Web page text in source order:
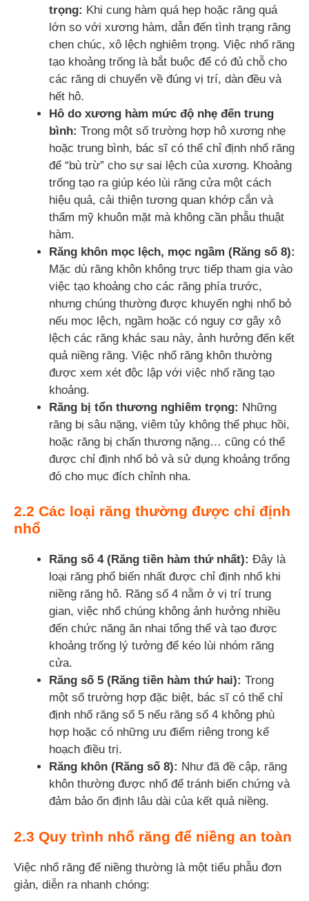
trọng: Khi cung hàm quá hẹp hoặc răng quá
lớn so với xương hàm, dẫn đến tình trạng răng
chen chúc, xô lệch nghiêm trọng. Việc nhổ răng
tạo khoảng trống là bắt buộc để có đủ chỗ cho
các răng di chuyển về đúng vị trí, dàn đều và
hết hô.
Hô do xương hàm mức độ nhẹ đến trung
bình: Trong một số trường hợp hô xương nhẹ
hoặc trung bình, bác sĩ có thể chỉ định nhổ răng
để “bù trừ” cho sự sai lệch của xương. Khoảng
trống tạo ra giúp kéo lùi răng cửa một cách
hiệu quả, cải thiện tương quan khớp cắn và
thẩm mỹ khuôn mặt mà không cần phẫu thuật
hàm.
Răng khôn mọc lệch, mọc ngầm (Răng số 8):
Mặc dù răng khôn không trực tiếp tham gia vào
việc tạo khoảng cho các răng phía trước,
nhưng chúng thường được khuyến nghị nhổ bỏ
nếu mọc lệch, ngầm hoặc có nguy cơ gây xô
lệch các răng khác sau này, ảnh hưởng đến kết
quả niềng răng. Việc nhổ răng khôn thường
được xem xét độc lập với việc nhổ răng tạo
khoảng.
Răng bị tổn thương nghiêm trọng: Những
răng bị sâu nặng, viêm tủy không thể phục hồi,
hoặc răng bị chấn thương nặng… cũng có thể
được chỉ định nhổ bỏ và sử dụng khoảng trống
đó cho mục đích chỉnh nha.
2.2 Các loại răng thường được chỉ định
nhổ
Răng số 4 (Răng tiền hàm thứ nhất): Đây là
loại răng phổ biến nhất được chỉ định nhổ khi
niềng răng hô. Răng số 4 nằm ở vị trí trung
gian, việc nhổ chúng không ảnh hưởng nhiều
đến chức năng ăn nhai tổng thể và tạo được
khoảng trống lý tưởng để kéo lùi nhóm răng
cửa.
Răng số 5 (Răng tiền hàm thứ hai): Trong
một số trường hợp đặc biệt, bác sĩ có thể chỉ
định nhổ răng số 5 nếu răng số 4 không phù
hợp hoặc có những ưu điểm riêng trong kế
hoạch điều trị.
Răng khôn (Răng số 8): Như đã đề cập, răng
khôn thường được nhổ để tránh biến chứng và
đảm bảo ổn định lâu dài của kết quả niềng.
2.3 Quy trình nhổ răng để niềng an toàn
Việc nhổ răng để niềng thường là một tiểu phẫu đơn
giản, diễn ra nhanh chóng: